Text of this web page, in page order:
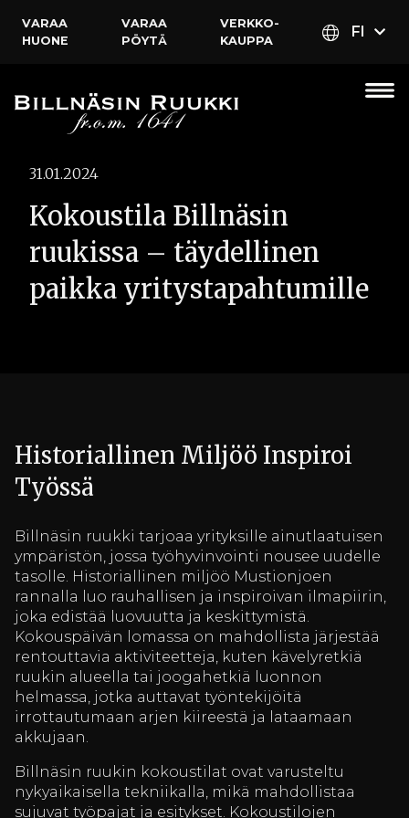
VARAA
HUONE
VARAA
PÖYTÄ
VERKKO­
KAUPPA
FI
31.01.2024
Kokoustila Billnäsin
ruukissa – täydellinen
paikka yritystapahtumille
Historiallinen Miljöö Inspiroi
Työssä
Billnäsin ruukki tarjoaa yrityksille ainutlaatuisen
ympäristön, jossa työhyvinvointi nousee uudelle
tasolle. Historiallinen miljöö Mustionjoen
rannalla luo rauhallisen ja inspiroivan ilmapiirin,
joka edistää luovuutta ja keskittymistä.
Kokouspäivän lomassa on mahdollista järjestää
rentouttavia aktiviteetteja, kuten kävelyretkiä
ruukin alueella tai joogahetkiä luonnon
helmassa, jotka auttavat työntekijöitä
irrottautumaan arjen kiireestä ja lataamaan
akkujaan.
Billnäsin ruukin kokoustilat ovat varusteltu
nykyaikaisella tekniikalla, mikä mahdollistaa
sujuvat työpajat ja esitykset. Kokoustilojen